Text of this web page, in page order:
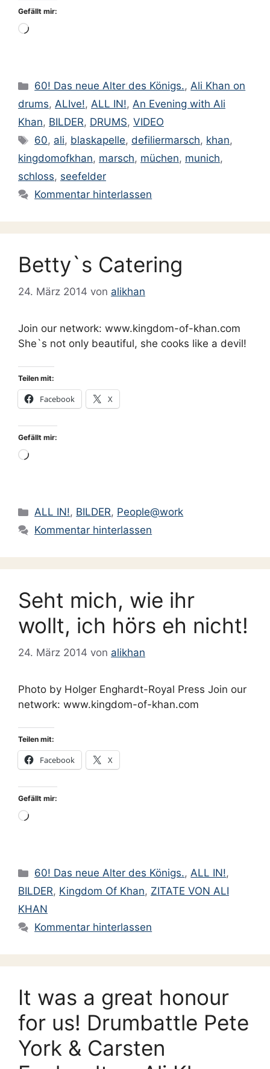
Gefällt mir:
Wird
Kategorien
60! Das neue Alter des Königs.,Ali Khan on
drums, ALIve!, ALL IN!, An Evening with Ali
Khan, BILDER, DRUMS, VIDEO
Schlagwörter
60, ali, blaskapelle,defiliermarsch, khan,
kingdomofkhan, marsch, müchen, munich,
schloss, seefelder
Kommentar hinterlassen
Betty`s Catering
24. März 2014 von alikhan
Join our network: www.kingdom-of-khan.com
She`s not only beautiful, she cooks like a devil!
Teilen mit:
Facebook X
Gefällt mir:
Wird
Kategorien
ALL IN!, BILDER, People@work
Kommentar hinterlassen
Seht mich, wie ihr
wollt, ich hörs eh nicht!
24. März 2014 von alikhan
Photo by Holger Enghardt-Royal Press Join our
network: www.kingdom-of-khan.com
Teilen mit:
Facebook X
Gefällt mir:
Wird
Kategorien
60! Das neue Alter des Königs.,ALL IN!,
BILDER, Kingdom Of Khan, ZITATE VON ALI
KHAN
Kommentar hinterlassen
It was a great honour
for us! Drumbattle Pete
York & Carsten